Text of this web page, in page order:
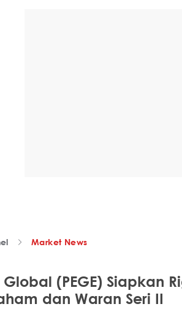
Market News
(PEGE) Siapkan
dan Waran Seri II